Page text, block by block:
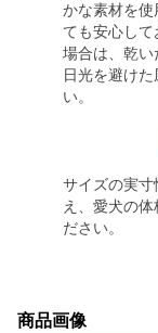
かな素材を
ても安心し
場合は、乾
日光を避け
い。
サイズの実寸
え、愛犬の
ださい。
商品画像